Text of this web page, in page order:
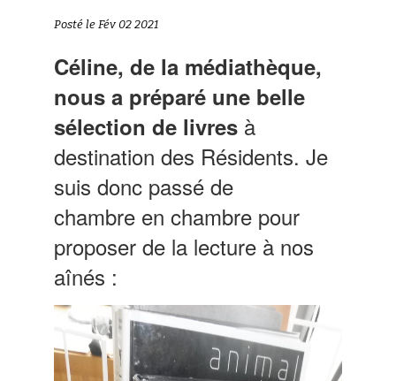
Posté le Fév 02 2021
Céline, de la médiathèque,
nous a préparé une belle
sélection de livres à
destination des Résidents. Je
suis donc passé de
chambre en chambre pour
proposer de la lecture à nos
aînés :